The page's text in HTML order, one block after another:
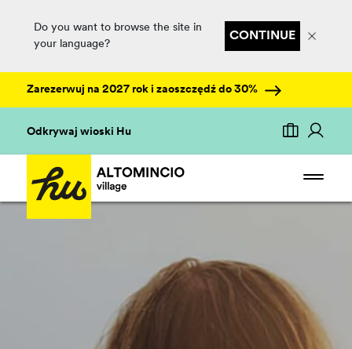
Do you want to browse the site in
your language?
CONTINUE
Zarezerwuj na 2027 rok i zaoszczędź do 30%
Odkrywaj wioski Hu